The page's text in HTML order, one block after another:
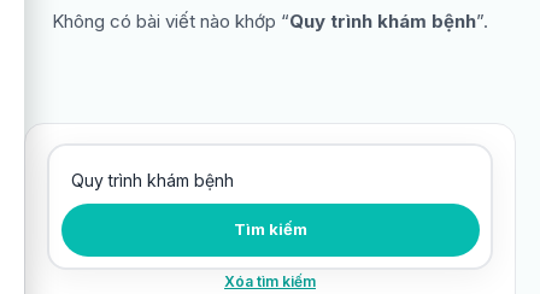
Không có bài viết nào khớp “Quy trình khám bệnh”.
Tìm kiếm bài viết Tìm kiếm
Xóa tìm kiếm